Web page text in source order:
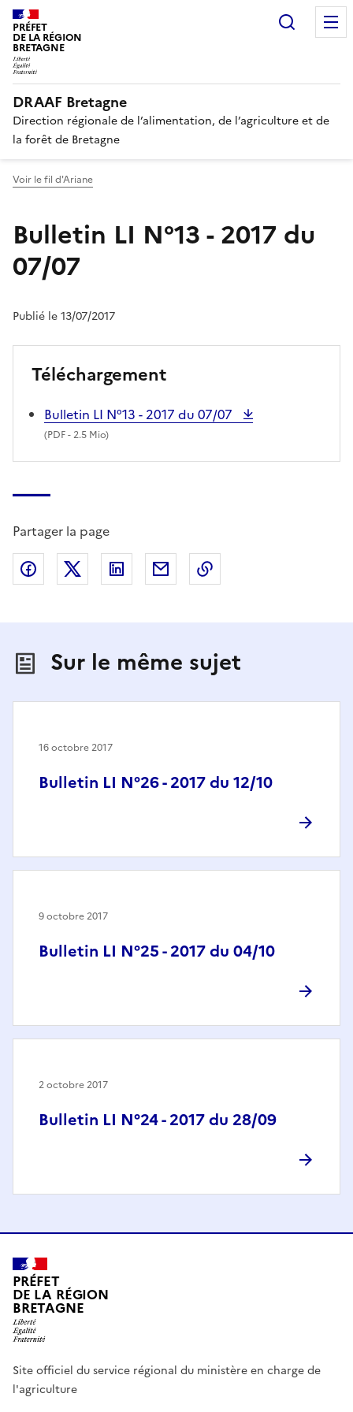
PRÉFET
DE LA RÉGION
BRETAGNE
DRAAF Bretagne
Direction régionale de l’alimentation, de l’agriculture et de
la forêt de Bretagne
Voir le fil d'Ariane
Bulletin LI N°13 - 2017 du
07/07
Publié le 13/07/2017
Téléchargement
Bulletin LI N°13 - 2017 du 07/07
(PDF- 2.5 Mio)
Partager la page
Partager sur Facebook
Partager sur X (anciennement Twitter)
Partager sur LinkedIn
Partager par email
Sur le même sujet
Bulletin LI N°26 - 2017 du 12/10
16 octobre 2017
Bulletin LI N°25 - 2017 du 04/10
9 octobre 2017
Bulletin LI N°24 - 2017 du 28/09
2 octobre 2017
PRÉFET
DE LA RÉGION
BRETAGNE
Site officiel du service régional du ministère en charge de
l'agriculture